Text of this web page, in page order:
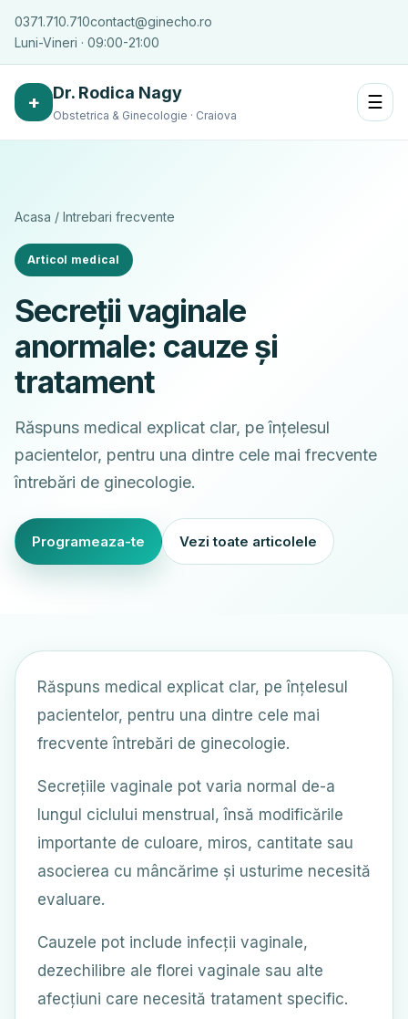
0371.710.710contact@ginecho.ro
Luni-Vineri · 09:00-21:00
+ Dr. Rodica Nagy
Obstetrica & Ginecologie · Craiova
☰
Acasa / Intrebari frecvente
Articol medical
Secreții vaginale
anormale: cauze și
tratament
Răspuns medical explicat clar, pe înțelesul
pacientelor, pentru una dintre cele mai frecvente
întrebări de ginecologie.
Programeaza-te Vezi toate articolele
Răspuns medical explicat clar, pe înțelesul
pacientelor, pentru una dintre cele mai
frecvente întrebări de ginecologie.
Secrețiile vaginale pot varia normal de-a
lungul ciclului menstrual, însă modificările
importante de culoare, miros, cantitate sau
asocierea cu mâncărime și usturime necesită
evaluare.
Cauzele pot include infecții vaginale,
dezechilibre ale florei vaginale sau alte
afecțiuni care necesită tratament specific.